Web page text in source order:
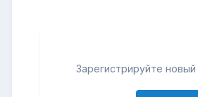
Зарегистрируйте